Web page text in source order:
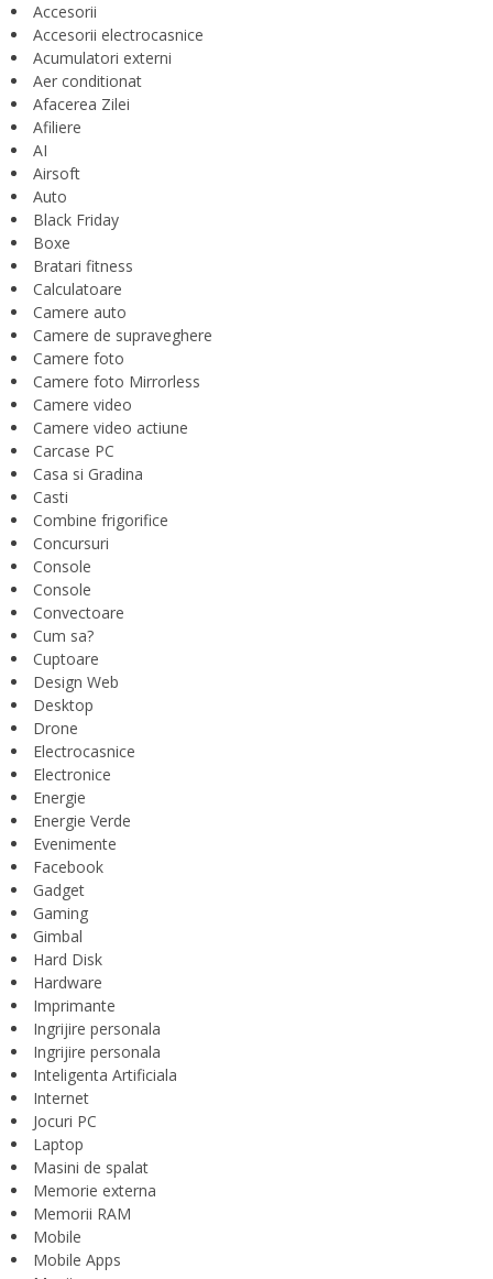
Accesorii
Accesorii electrocasnice
Acumulatori externi
Aer conditionat
Afacerea Zilei
Afiliere
AI
Airsoft
Auto
Black Friday
Boxe
Bratari fitness
Calculatoare
Camere auto
Camere de supraveghere
Camere foto
Camere foto Mirrorless
Camere video
Camere video actiune
Carcase PC
Casa si Gradina
Casti
Combine frigorifice
Concursuri
Console
Console
Convectoare
Cum sa?
Cuptoare
Design Web
Desktop
Drone
Electrocasnice
Electronice
Energie
Energie Verde
Evenimente
Facebook
Gadget
Gaming
Gimbal
Hard Disk
Hardware
Imprimante
Ingrijire personala
Ingrijire personala
Inteligenta Artificiala
Internet
Jocuri PC
Laptop
Masini de spalat
Memorie externa
Memorii RAM
Mobile
Mobile Apps